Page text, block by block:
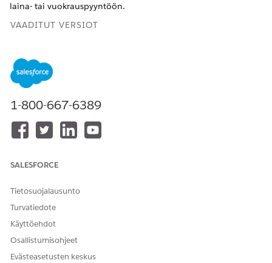
laina- tai vuokrauspyyntöön.
VAADITUT VERSIOT
Käytettävissä:
Developer Edition
Lisätietoja on kohdassa Osavaltio- ja
maa-/aluevalintaluetteloiden
käytöstä.
HUOMAUTUS
arvoa.
1-800-667-6389
SALESFORCE
Tietosuojalausunto
Turvatiedote
Käyttöehdot
Osallistumisohjeet
Evästeasetusten keskus